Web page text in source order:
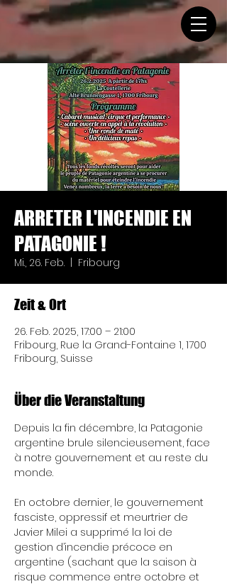
ARRETER L'INCENDIE EN
PATAGONIE !
Mi., 26. Feb. Fribourg
Zeit & Ort
26. Feb. 2025, 17:00 – 21:00
Fribourg, Rue la Grand-Fontaine 1, 1700
Fribourg, Suisse
Über die Veranstaltung
Depuis la fin décembre, la Patagonie
argentine brule silencieusement, face
à notre gouvernement et au reste du
monde.
En octobre dernier, le gouvernement
fasciste, oppressif et meurtrier de
Javier Milei a supprimé la loi de
gestion d’incendie précoce en
argentine (sachant que la saison à
risque commence entre octobre et